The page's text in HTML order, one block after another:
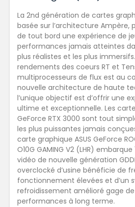
La 2nd génération de cartes
basée sur l’architecture Ampère,
de tout bord une expérience de
performances jamais atteintes
plus réalistes et les plus
rendements des coeurs RT et
multiprocesseurs de flux est au
nouvelle architecture de haute
l’unique objectif est d’offrir une
ultime et exceptionnelle. Les
GeForce RTX 3000 sont tout
les plus puissantes jamais
carte graphique ASUS GeForce
O10G GAMING V2 (LHR)
vidéo de nouvelle génération
overclocké d’usine bénéficie de
fonctionnement élevées et d’un
refroidissement amélioré gage
performances à long terme.